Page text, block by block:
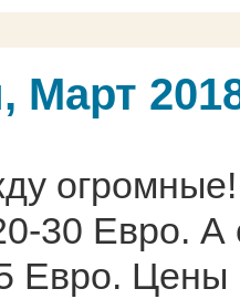
Март
30 Евро. А
Евро. Цены